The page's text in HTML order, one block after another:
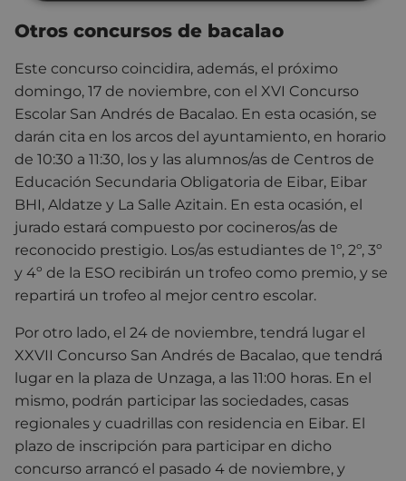
Otros concursos de bacalao
Este concurso coincidira, además, el próximo
domingo, 17 de noviembre, con el XVI Concurso
Escolar San Andrés de Bacalao. En esta ocasión, se
darán cita en los arcos del ayuntamiento, en horario
de 10:30 a 11:30, los y las alumnos/as de Centros de
Educación Secundaria Obligatoria de Eibar, Eibar
BHI, Aldatze y La Salle Azitain. En esta ocasión, el
jurado estará compuesto por cocineros/as de
reconocido prestigio. Los/as estudiantes de 1º, 2º, 3º
y 4º de la ESO recibirán un trofeo como premio, y se
repartirá un trofeo al mejor centro escolar.
Por otro lado, el 24 de noviembre, tendrá lugar el
XXVII Concurso San Andrés de Bacalao, que tendrá
lugar en la plaza de Unzaga, a las 11:00 horas. En el
mismo, podrán participar las sociedades, casas
regionales y cuadrillas con residencia en Eibar. El
plazo de inscripción para participar en dicho
concurso arrancó el pasado 4 de noviembre, y